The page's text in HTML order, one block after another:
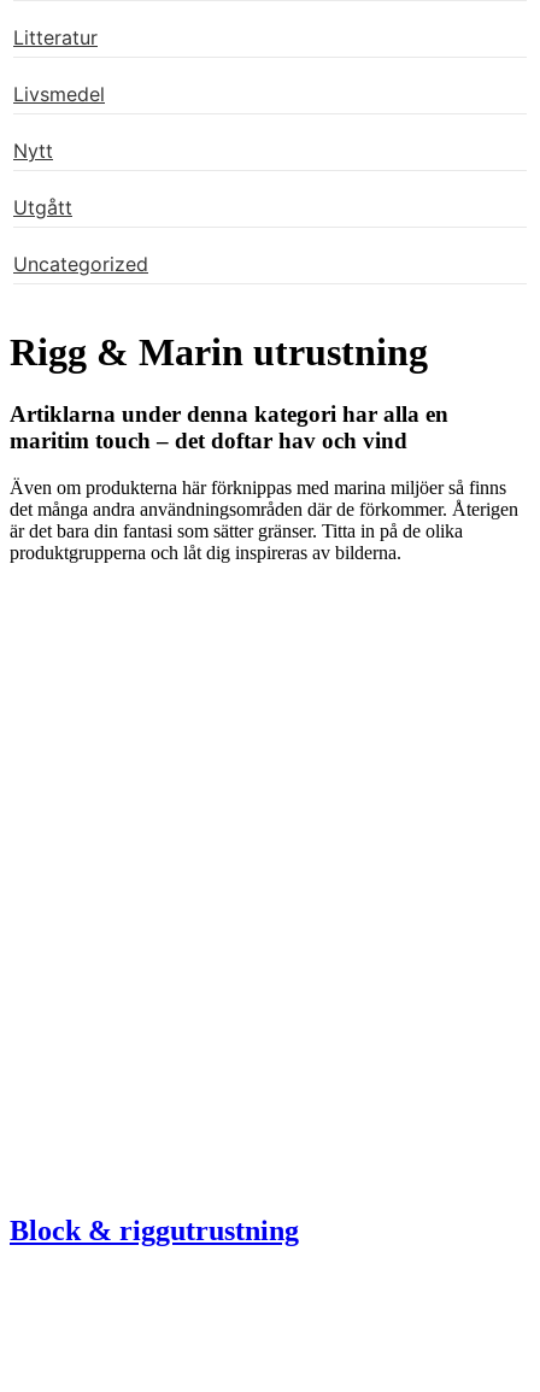
Litteratur
Livsmedel
Nytt
Utgått
Uncategorized
Rigg & Marin utrustning
Artiklarna under denna kategori har alla en
maritim touch – det doftar hav och vind
Även om produkterna här förknippas med marina miljöer så finns
det många andra användningsområden där de förkommer. Återigen
är det bara din fantasi som sätter gränser. Titta in på de olika
produktgrupperna och låt dig inspireras av bilderna.
Block & riggutrustning